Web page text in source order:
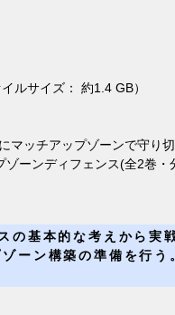
ルサイズ： 約1.4 GB）
マッチアップゾーンで守り
ゾーンディフェンス(全2巻・
の基本的な考えから実
ーン構築の準備を行う